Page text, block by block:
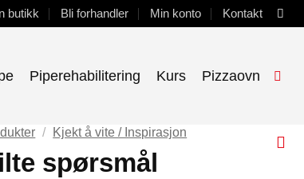
butikk Bli forhandler Min konto Kontakt
Piperehabilitering Kurs Pizzaovn
/ Kjekt å vite / Inspirasjon
spørsmål